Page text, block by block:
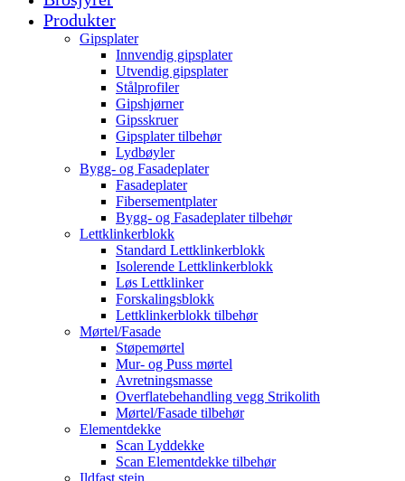
Produkter
Gipsplater
Innvendig gipsplater
Utvendig gipsplater
Stålprofiler
Gipshjørner
Gipsskruer
Gipsplater tilbehør
Lydbøyler
Bygg- og Fasadeplater
Fasadeplater
Fibersementplater
Bygg- og Fasadeplater tilbehør
Lettklinkerblokk
Standard Lettklinkerblokk
Isolerende Lettklinkerblokk
Løs Lettklinker
Forskalingsblokk
Lettklinkerblokk tilbehør
Mørtel/Fasade
Støpemørtel
Mur- og Puss mørtel
Avretningsmasse
Overflatebehandling vegg Strikolith
Mørtel/Fasade tilbehør
Elementdekke
Scan Lyddekke
Scan Elementdekke tilbehør
Ildfast stein